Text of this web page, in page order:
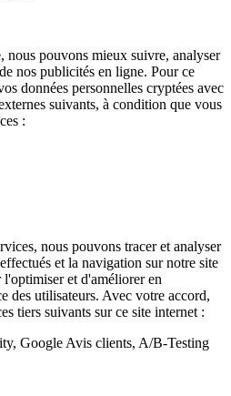
nous pouvons mieux suivre, analyser
nos publicités en ligne. Pour ce
données personnelles cryptées avec
suivants, à condition que vous
:
nous pouvons tracer et analyser
et la navigation sur notre site
et d'améliorer en
des utilisateurs. Avec votre accord,
tiers suivants sur ce site internet :
Google Avis clients, A/B-Testing